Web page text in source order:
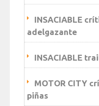
INSACIABLE
adelgazante
INSACIABLE
MOTOR CITY
piñas